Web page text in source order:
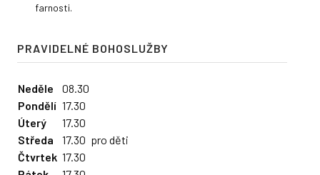
farnosti.
PRAVIDELNÉ BOHOSLUŽBY
Neděle
08.30
Pondělí 17.30
Úterý
17.30
Středa
17.30 pro děti
Čtvrtek 17.30